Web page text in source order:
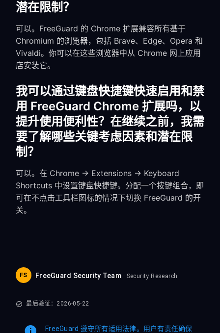
潜在限制？
可以。FreeGuard 的 Chrome 扩展兼容所有基于
Chromium 的浏览器，包括 Brave、Edge、Opera 和
Vivaldi。你可以在这些浏览器中从 Chrome 网上应用
店安装它。
我可以通过键盘快捷键快速启用和禁
用 FreeGuard Chrome 扩展吗，以
提升使用便利性？在继续之前，我需
要了解哪些关键考虑因素和潜在限
制？
可以。在 Chrome → Extensions → Keyboard
Shortcuts 中设置键盘快捷键。分配一个按键组合，即
可在不点击工具栏图标的情况下切换 FreeGuard 的开
关。
FS FreeGuard Security Team · Security Research
最后验证：2026-05-22
FreeGuard 遵守所有适用法律。用户有责任确保